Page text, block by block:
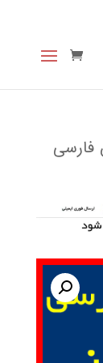
فارسی